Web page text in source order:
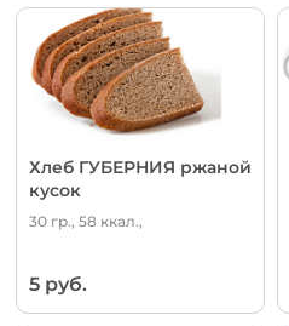
Хлеб ГУБЕРНИЯ ржаной
кусок
30 гр., 58 ккал.,
5 руб.